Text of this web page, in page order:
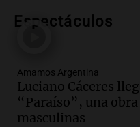
Audio.Se
Panorama Federal
Episodios
Audio.
mendocino por
Espectáculos
Amamos Argentina
Luciano Cáceres
“Paraíso”, una
masculinas